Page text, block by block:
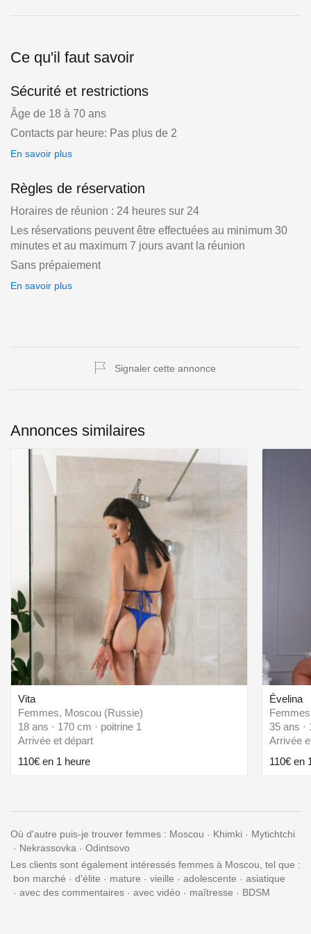
Ce qu'il faut savoir
Sécurité et restrictions
Âge de 18 à 70 ans
Contacts par heure: Pas plus de 2
En savoir plus
Règles de réservation
Horaires de réunion : 24 heures sur 24
Les réservations peuvent être effectuées au minimum 30
minutes et au maximum 7 jours avant la réunion
Sans prépaiement
En savoir plus
Signaler cette annonce
Annonces similaires
Vita
Femmes, Moscou (Russie)
18 ans · 170 cm · poitrine 1
Arrivée et départ
110€ en 1 heure
Évelina
35 ans ·
Arrivée
110€ en
Où d'autre puis-je trouver femmes : Moscou Khimki
Mytichtchi
Nekrassovka
Odintsovo
Les clients sont également intéressés femmes à Moscou, tel que :
bon marché
d'élite mature vieille adolescente
asiatique
avec des commentaires
avec vidéo maîtresse BDSM